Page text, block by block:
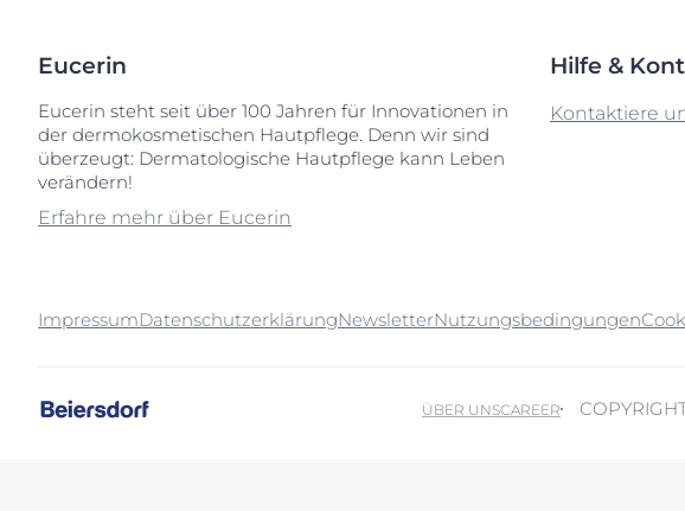
Eucerin
Eucerin steht seit über 100 Jahren für Innovationen in
der dermokosmetischen Hautpflege. Denn wir sind
überzeugt: Dermatologische Hautpflege kann Leben
verändern!
Erfahre mehr über Eucerin
Hilfe &
Kontaktiere
ImpressumDatenschutzerklärungNewsletterNutzungsbedingungen
ÜBER UNSCAREER